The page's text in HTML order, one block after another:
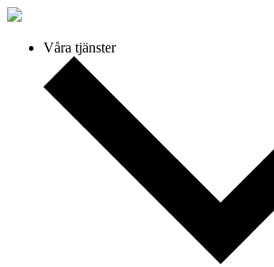
Våra tjänster